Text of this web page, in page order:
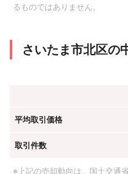
るものではありません。
さいたま市北区の
平均取引価格
取引件数
※上記の売却動向は、国土交通